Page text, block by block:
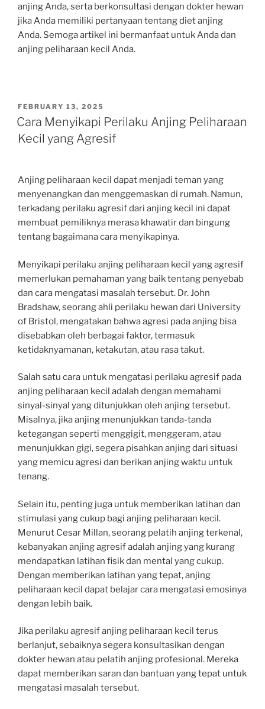
anjing Anda, serta berkonsultasi dengan dokter hewan
jika Anda memiliki pertanyaan tentang diet anjing
Anda. Semoga artikel ini bermanfaat untuk Anda dan
anjing peliharaan kecil Anda.
POSTED
ON
FEBRUARY 13, 2025
Cara Menyikapi Perilaku Anjing Peliharaan
Kecil yang Agresif
Anjing peliharaan kecil dapat menjadi teman yang
menyenangkan dan menggemaskan di rumah. Namun,
terkadang perilaku agresif dari anjing kecil ini dapat
membuat pemiliknya merasa khawatir dan bingung
tentang bagaimana cara menyikapinya.
Menyikapi perilaku anjing peliharaan kecil yang agresif
memerlukan pemahaman yang baik tentang penyebab
dan cara mengatasi masalah tersebut. Dr. John
Bradshaw, seorang ahli perilaku hewan dari University
of Bristol, mengatakan bahwa agresi pada anjing bisa
disebabkan oleh berbagai faktor, termasuk
ketidaknyamanan, ketakutan, atau rasa takut.
Salah satu cara untuk mengatasi perilaku agresif pada
anjing peliharaan kecil adalah dengan memahami
sinyal-sinyal yang ditunjukkan oleh anjing tersebut.
Misalnya, jika anjing menunjukkan tanda-tanda
ketegangan seperti menggigit, menggeram, atau
menunjukkan gigi, segera pisahkan anjing dari situasi
yang memicu agresi dan berikan anjing waktu untuk
tenang.
Selain itu, penting juga untuk memberikan latihan dan
stimulasi yang cukup bagi anjing peliharaan kecil.
Menurut Cesar Millan, seorang pelatih anjing terkenal,
kebanyakan anjing agresif adalah anjing yang kurang
mendapatkan latihan fisik dan mental yang cukup.
Dengan memberikan latihan yang tepat, anjing
peliharaan kecil dapat belajar cara mengatasi emosinya
dengan lebih baik.
Jika perilaku agresif anjing peliharaan kecil terus
berlanjut, sebaiknya segera konsultasikan dengan
dokter hewan atau pelatih anjing profesional. Mereka
dapat memberikan saran dan bantuan yang tepat untuk
mengatasi masalah tersebut.